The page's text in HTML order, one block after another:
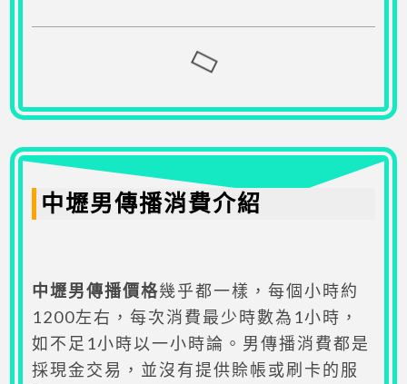
中壢男傳播消費介紹
中壢男傳播價格幾乎都一樣，每個小時約
1200左右，每次消費最少時數為1小時，
如不足1小時以一小時論。男傳播消費都是
採現金交易，並沒有提供賒帳或刷卡的服